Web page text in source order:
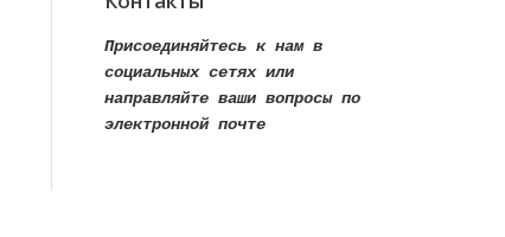
Присоединяйтесь к нам в
социальных сетях или
направляйте ваши вопросы по
электронной почте